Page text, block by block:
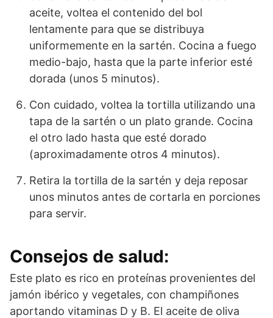
aceite, voltea el contenido del bol
lentamente para que se distribuya
uniformemente en la sartén. Cocina a fuego
medio-bajo, hasta que la parte inferior esté
dorada (unos 5 minutos).
Con cuidado, voltea la tortilla utilizando una
tapa de la sartén o un plato grande. Cocina
el otro lado hasta que esté dorado
(aproximadamente otros 4 minutos).
Retira la tortilla de la sartén y deja reposar
unos minutos antes de cortarla en porciones
para servir.
Consejos de salud:
Este plato es rico en proteínas provenientes del
jamón ibérico y vegetales, con champiñones
aportando vitaminas D y B. El aceite de oliva